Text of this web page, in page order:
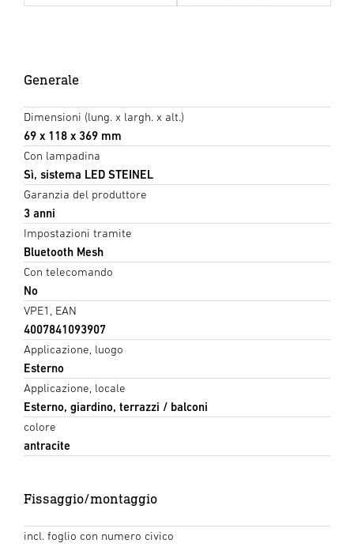
Generale
Dimensioni (lung. x largh. x alt.)
69 x 118 x 369 mm
Con lampadina
Sì, sistema LED STEINEL
Garanzia del produttore
3 anni
Impostazioni tramite
Bluetooth Mesh
Con telecomando
No
VPE1, EAN
4007841093907
Applicazione, luogo
Esterno
Applicazione, locale
Esterno, giardino, terrazzi / balconi
colore
antracite
Fissaggio/montaggio
incl. foglio con numero civico